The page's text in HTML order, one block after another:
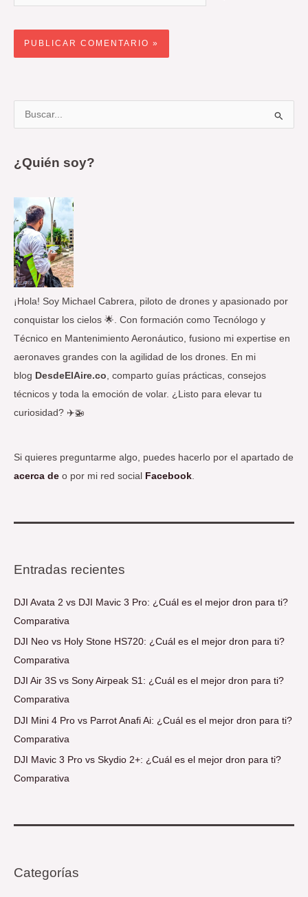
r
p
o
r
:
¿Quién soy?
¡Hola! Soy Michael Cabrera, piloto de drones y apasionado por
conquistar los cielos 🌟. Con formación como Tecnólogo y
Técnico en Mantenimiento Aeronáutico, fusiono mi expertise en
aeronaves grandes con la agilidad de los drones. En mi
blog DesdeElAire.co , comparto guías prácticas, consejos
técnicos y toda la emoción de volar. ¿Listo para elevar tu
curiosidad? ✈️🚁
Si quieres preguntarme algo, puedes hacerlo por el apartado de
acerca de o por mi red social Facebook
Entradas recientes
DJI Avata 2 vs DJI Mavic 3 Pro: ¿Cuál es el mejor dron para ti?
Comparativa
DJI Neo vs Holy Stone HS720: ¿Cuál es el mejor dron para ti?
Comparativa
DJI Air 3S vs Sony Airpeak S1: ¿Cuál es el mejor dron para ti?
Comparativa
DJI Mini 4 Pro vs Parrot Anafi Ai: ¿Cuál es el mejor dron para ti?
Comparativa
DJI Mavic 3 Pro vs Skydio 2+: ¿Cuál es el mejor dron para ti?
Comparativa
Categorías